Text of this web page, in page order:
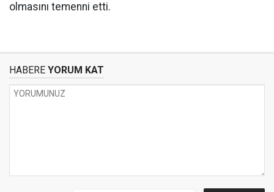
olmasını temenni etti.
HABERE YORUM KAT